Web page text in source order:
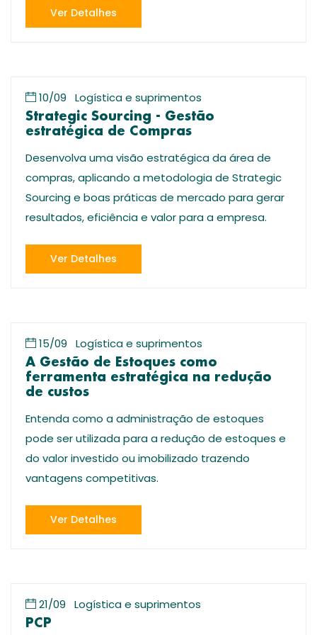
Ver Detalhes
10/09 Logística e suprimentos
Strategic Sourcing - Gestão
estratégica de Compras
Desenvolva uma visão estratégica da área de
compras, aplicando a metodologia de Strategic
Sourcing e boas práticas de mercado para gerar
resultados, eficiência e valor para a empresa.
Ver Detalhes
15/09 Logística e suprimentos
A Gestão de Estoques como
ferramenta estratégica na redução
de custos
Entenda como a administração de estoques
pode ser utilizada para a redução de estoques e
do valor investido ou imobilizado trazendo
vantagens competitivas.
Ver Detalhes
21/09 Logística e suprimentos
PCP